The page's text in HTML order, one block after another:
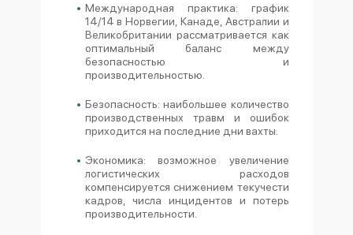
Международная практика: график
14/14 в Норвегии, Канаде, Австралии и
Великобритании рассматривается как
оптимальный баланс между
безопасностью и
производительностью.
Безопасность: наибольшее количество
производственных травм и ошибок
приходится на последние дни вахты.
Экономика: возможное увеличение
логистических расходов
компенсируется снижением текучести
кадров, числа инцидентов и потерь
производительности.